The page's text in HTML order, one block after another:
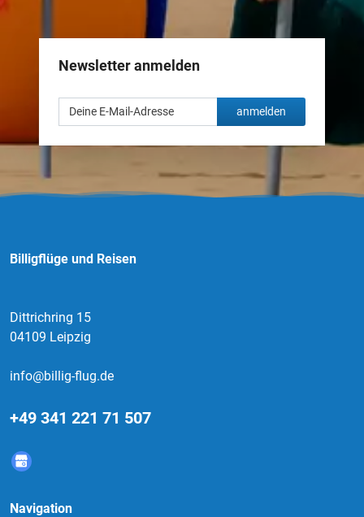
Newsletter anmelden
anmelden
Billigflüge und Reisen
Dittrichring 15
04109 Leipzig
info@billig-flug.de
+49 341 221 71 507
Navigation